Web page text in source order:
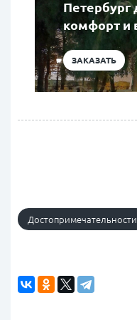
Петербург
комфорт и
ЗАКАЗАТЬ
Достопримечательности